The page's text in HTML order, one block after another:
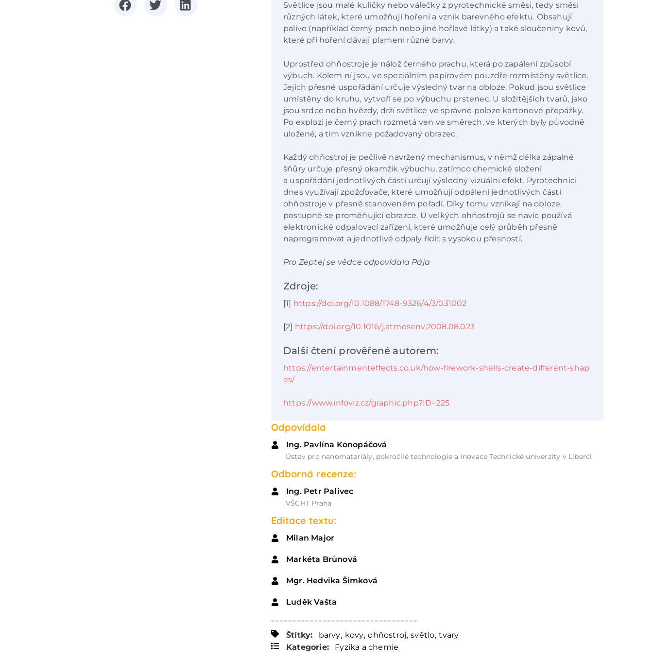
Světlice jsou malé kuličky nebo válečky z pyrotechnické směsi, tedy směsi
různých látek, které umožňují hoření a vznik barevného efektu. Obsahují
palivo (například černý prach nebo jiné hořlavé látky) a také sloučeniny kovů,
které při hoření dávají plameni různé barvy.
Uprostřed ohňostroje je nálož černého prachu, která po zapálení způsobí
výbuch. Kolem ní jsou ve speciálním papírovém pouzdře rozmístěny světlice.
Jejich přesné uspořádání určuje výsledný tvar na obloze. Pokud jsou světlice
umístěny do kruhu, vytvoří se po výbuchu prstenec. U složitějších tvarů, jako
jsou srdce nebo hvězdy, drží světlice ve správné poloze kartonové přepážky.
Po explozi je černý prach rozmetá ven ve směrech, ve kterých byly původně
uložené, a tím vznikne požadovaný obrazec.
Každý ohňostroj je pečlivě navržený mechanismus, v němž délka zápalné
šňůry určuje přesný okamžik výbuchu, zatímco chemické složení
a uspořádání jednotlivých částí určují výsledný vizuální efekt. Pyrotechnici
dnes využívají zpožďovače, které umožňují odpálení jednotlivých částí
ohňostroje v přesně stanoveném pořadí. Díky tomu vznikají na obloze,
postupně se proměňující obrazce. U velkých ohňostrojů se navíc používá
elektronické odpalovací zařízení, které umožňuje celý průběh přesně
naprogramovat a jednotlivé odpaly řídit s vysokou přesností.
Pro Zeptej se vědce odpovídala Pája
Zdroje:
[1] https://doi.org/10.1088/1748-9326/4/3/031002
[2] https://doi.org/10.1016/j.atmosenv.2008.08.023
Další čtení prověřené autorem:
https://entertainmenteffects.co.uk/how-firework-shells-create-different-shap
es/
https://www.infoviz.cz/graphic.php?ID=225
Odpovídala
Ing. Pavlína Konopáčová
Ústav pro nanomateriály, pokročilé technologie a inovace Technické univerzity v Liberci
Odborná recenze:
Ing. Petr Palivec
VŠCHT Praha
Editace textu:
Milan Major
Markéta Brůnová
Mgr. Hedvika Šimková
Luděk Vašta
Štítky: barvy, kovy, ohňostroj, světlo, tvary
Kategorie:
Fyzika a chemie